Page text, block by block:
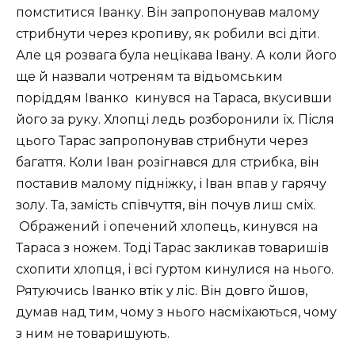
помститися Іванку. Він запропонував малому
стрибнути через кропиву, як робили всі діти.
Але ця розвага була нецікава Івану. А коли його
ще й назвали чотреням та відьомським
поріддям Іванко кинувся на Тараса, вкусивши
його за руку. Хлопці ледь розборонили їх. Після
цього Тарас запропонував стрибнути через
багаття. Коли Іван розігнався для стрибка, він
поставив малому підніжку, і Іван впав у гарячу
золу. Та, замість співчуття, він почув лиш сміх.
Ображений і опечений хлопець, кинувся на
Тараса з ножем. Тоді Тарас закликав товаришів
схопити хлопця, і всі гуртом кинулися на нього.
Рятуючись Іванко втік у ліс. Він довго йшов,
думав над тим, чому з нього насміхаються, чому
з ним не товаришують.